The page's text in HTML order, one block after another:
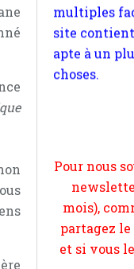
et si vous